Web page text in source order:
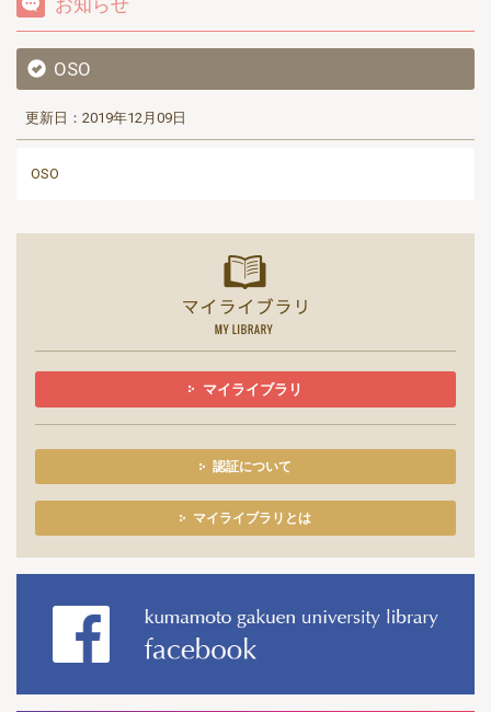
お知らせ
OSO
更新日：2019年12月09日
OSO
マイライブラリ
認証について
マイライブラリとは